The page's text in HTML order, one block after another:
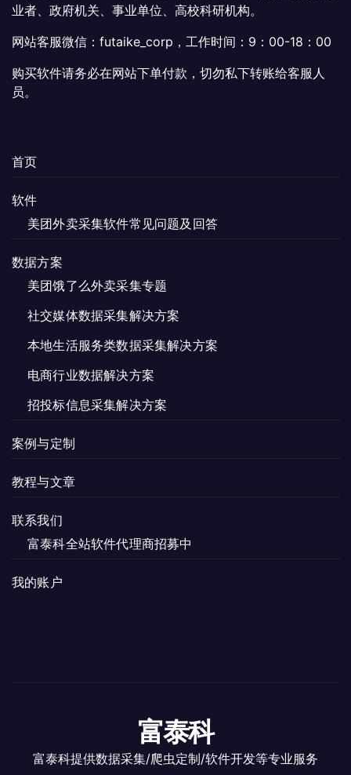
业者、政府机关、事业单位、高校科研机构。
网站客服微信：futaike_corp，工作时间：9：00-18：00
购买软件请务必在网站下单付款，切勿私下转账给客服人
员。
首页
软件
美团外卖采集软件常见问题及回答
数据方案
美团饿了么外卖采集专题
社交媒体数据采集解决方案
本地生活服务类数据采集解决方案
电商行业数据解决方案
招投标信息采集解决方案
案例与定制
教程与文章
联系我们
富泰科全站软件代理商招募中
我的账户
富泰科
富泰科提供数据采集/爬虫定制/软件开发等专业服务